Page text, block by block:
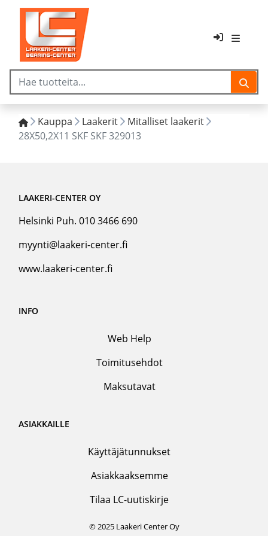
Kauppa Laakerit
Mitalliset laakerit
28X50,2X11 SKF SKF 329013
LAAKERI-CENTER OY
Helsinki Puh. 010 3466 690
myynti@laakeri-center.fi
www.laakeri-center.fi
INFO
Web Help
Toimitusehdot
Maksutavat
ASIAKKAILLE
Käyttäjätunnukset
Asiakkaaksemme
Tilaa LC-uutiskirje
© 2025 Laakeri Center Oy